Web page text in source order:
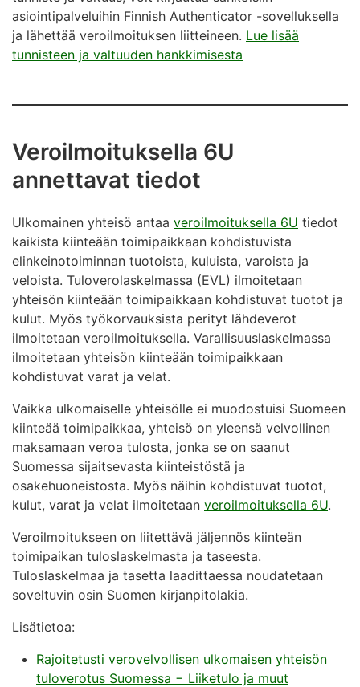
asiointipalveluihin Finnish Authenticator -sovelluksella
ja lähettää veroilmoituksen liitteineen. Lue lisää
tunnisteen ja valtuuden hankkimisesta
Veroilmoituksella 6U
annettavat tiedot
Ulkomainen yhteisö antaa veroilmoituksella 6U tiedot
kaikista kiinteään toimipaikkaan kohdistuvista
elinkeinotoiminnan tuotoista, kuluista, varoista ja
veloista. Tuloverolaskelmassa (EVL) ilmoitetaan
yhteisön kiinteään toimipaikkaan kohdistuvat tuotot ja
kulut. Myös työkorvauksista perityt lähdeverot
ilmoitetaan veroilmoituksella. Varallisuuslaskelmassa
ilmoitetaan yhteisön kiinteään toimipaikkaan
kohdistuvat varat ja velat.
Vaikka ulkomaiselle yhteisölle ei muodostuisi Suomeen
kiinteää toimipaikkaa, yhteisö on yleensä velvollinen
maksamaan veroa tulosta, jonka se on saanut
Suomessa sijaitsevasta kiinteistöstä ja
osakehuoneistosta. Myös näihin kohdistuvat tuotot,
kulut, varat ja velat ilmoitetaan veroilmoituksella 6U.
Veroilmoitukseen on liitettävä jäljennös kiinteän
toimipaikan tuloslaskelmasta ja taseesta.
Tuloslaskelmaa ja tasetta laadittaessa noudatetaan
soveltuvin osin Suomen kirjanpitolakia.
Lisätietoa:
Rajoitetusti verovelvollisen ulkomaisen yhteisön
tuloverotus Suomessa − Liiketulo ja muut